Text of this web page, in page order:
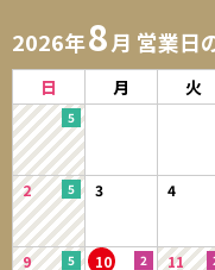
2026年8月 営業日
日 月 火
2 3 4
9 10 11